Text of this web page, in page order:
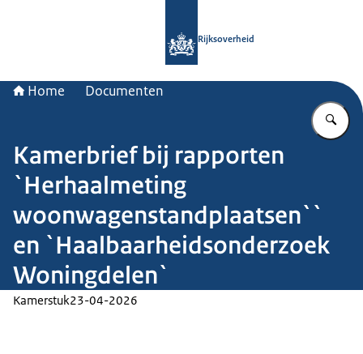
Rijksoverheid
Home Documenten
Kamerbrief bij rapporten
`Herhaalmeting
woonwagenstandplaatsen``
en `Haalbaarheidsonderzoek
Woningdelen`
Kamerstuk23-04-2026